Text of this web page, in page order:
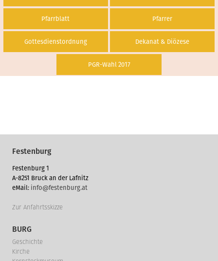
Pfarrblatt Pfarrer
Gottesdienstordnung Dekanat & Diözese
PGR-Wahl 2017
Festenburg
Festenburg 1
A-8251 Bruck an der Lafnitz
eMail: info@festenburg.at
Zur Anfahrtsskizze
BURG
Geschichte
Kirche